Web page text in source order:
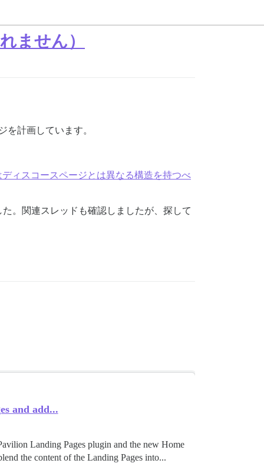
ません）
を計画しています。
ィスコースページとは異なる構造を持つべ
。関連スレッドも確認しましたが、探して
and add...
Landing Pages plugin and the new Home
the content of the Landing Pages into...